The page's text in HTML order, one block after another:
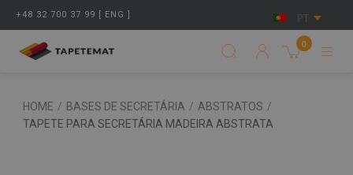
+48 32 700 37 99 [ ENG ] PT
0
HOME / BASES DE SECRETÁRIA / ABSTRATOS /
TAPETE PARA SECRETÁRIA MADEIRA ABSTRATA